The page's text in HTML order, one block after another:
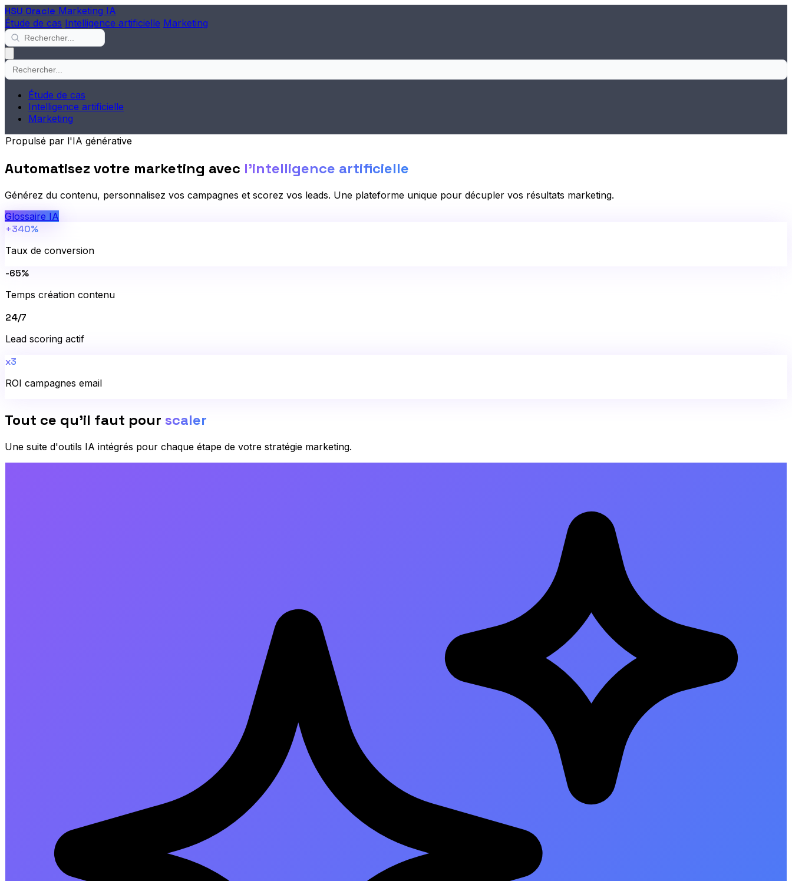
HSU Oracle Marketing IA
Étude de cas Intelligence artificielle Marketing
Étude de cas
Intelligence artificielle
Marketing
Propulsé par l'IA générative
Automatisez votre marketing avec l'intelligence artificielle
Générez du contenu, personnalisez vos campagnes et scorez vos leads. Une plateforme unique pour décupler vos résultats marketing.
Glossaire IA
+340%
Taux de conversion
-65%
Temps création contenu
24/7
Lead scoring actif
x3
ROI campagnes email
Tout ce qu'il faut pour scaler
Une suite d'outils IA intégrés pour chaque étape de votre stratégie marketing.